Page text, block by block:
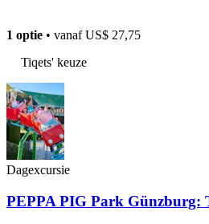
1 optie • vanafUS$ 27,75
Tiqets' keuze
Dagexcursie
PEPPA PIG Park Günzburg: